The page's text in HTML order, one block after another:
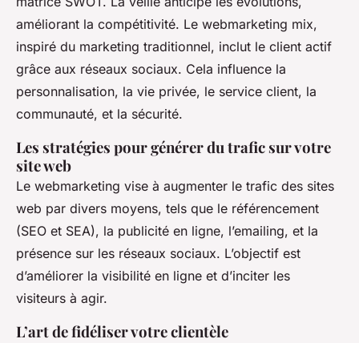
améliorant la compétitivité. Le webmarketing mix,
inspiré du marketing traditionnel, inclut le client actif
grâce aux réseaux sociaux. Cela influence la
personnalisation, la vie privée, le service client, la
communauté, et la sécurité.
Les stratégies pour générer du trafic sur votre
site web
Le webmarketing vise à augmenter le trafic des sites
web par divers moyens, tels que le référencement
(SEO et SEA), la publicité en ligne, l’emailing, et la
présence sur les réseaux sociaux. L’objectif est
d’améliorer la visibilité en ligne et d’inciter les
visiteurs à agir.
L’art de fidéliser votre clientèle